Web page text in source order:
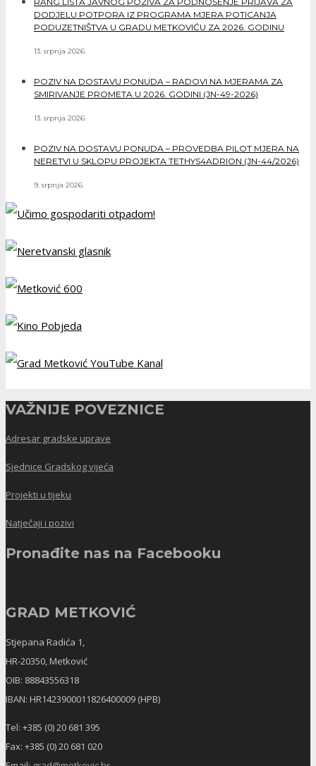
DODJELU POTPORA IZ PROGRAMA MJERA POTICANJA
PODUZETNIŠTVA U GRADU METKOVIĆU ZA 2026. GODINU
13. srpnja 2026.
POZIV NA DOSTAVU PONUDA – RADOVI NA MJERAMA ZA
SMIRIVANJE PROMETA U 2026. GODINI (JN-49-2026)
13. srpnja 2026.
POZIV NA DOSTAVU PONUDA – PROVEDBA PILOT MJERA NA
NERETVI U SKLOPU PROJEKTA TETHYS4ADRION (JN-44/2026)
9. srpnja 2026.
VAŽNIJE POVEZNICE
Adresar gradske uprave
Sjednice Gradskog vijeća
Projekti u tijeku
Natječaji i pozivi
Pronađite nas na Facebooku
GRAD METKOVIĆ
Stjepana Radića 1,
HR-20350, Metković
OIB: 88843556318
IBAN: HR1423900011826400009 (HPB)
Tel: +385 (0) 20 681 395
Fax: +385 (0) 20 681 020